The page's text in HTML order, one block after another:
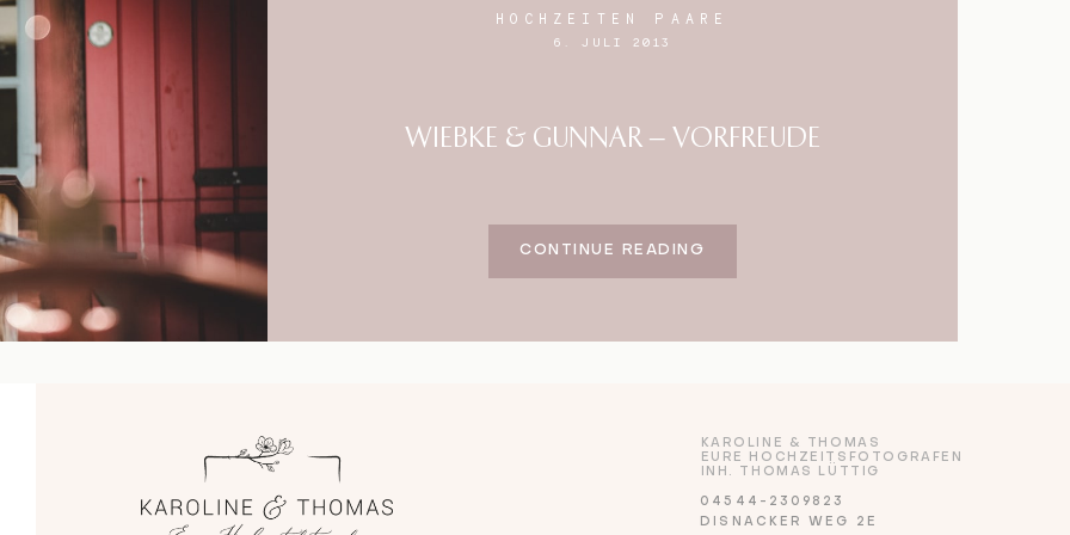
HOCHZEITEN PAARE
6. JULI 2013
WIEBKE & GUNNAR – VORFREUDE
CONTINUE READING
KAROLINE & THOMAS
EURE HOCHZEITSFOTOGRAFEN
INH. THOMAS LÜTTIG
04544-2309823
DISNACKER WEG 2E